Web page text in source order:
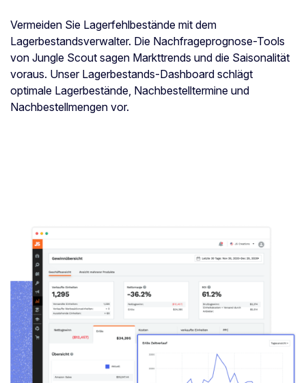
Vermeiden Sie Lagerfehlbestände mit dem
Lagerbestandsverwalter. Die Nachfrageprognose-Tools
von Jungle Scout sagen Markttrends und die Saisonalität
voraus. Unser Lagerbestands-Dashboard schlägt
optimale Lagerbestände, Nachbestelltermine und
Nachbestellmengen vor.